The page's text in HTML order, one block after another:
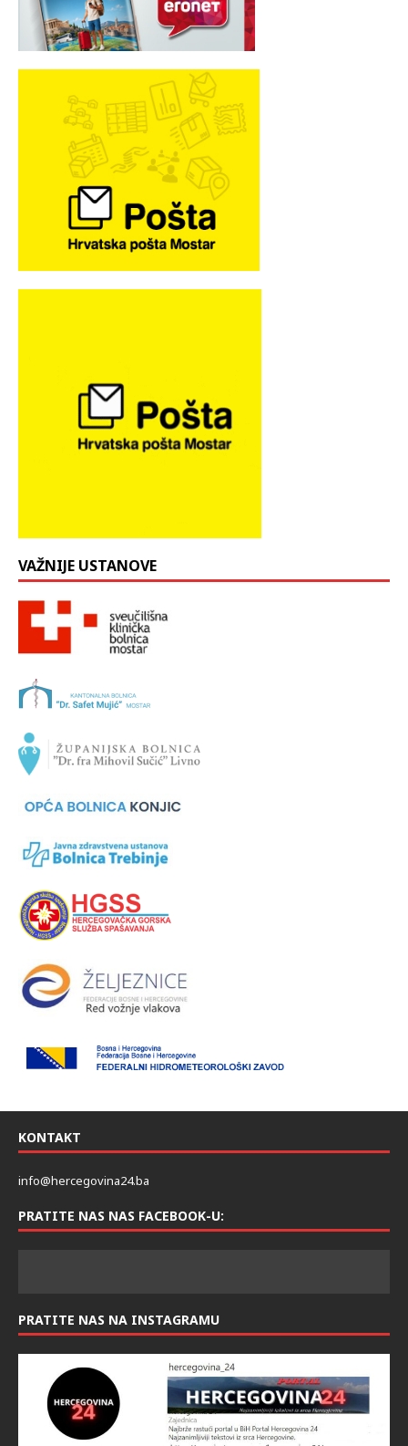
VAŽNIJE USTANOVE
KONTAKT
info@hercegovina24.ba
PRATITE NAS NAS FACEBOOK-U:
PRATITE NAS NA INSTAGRAMU